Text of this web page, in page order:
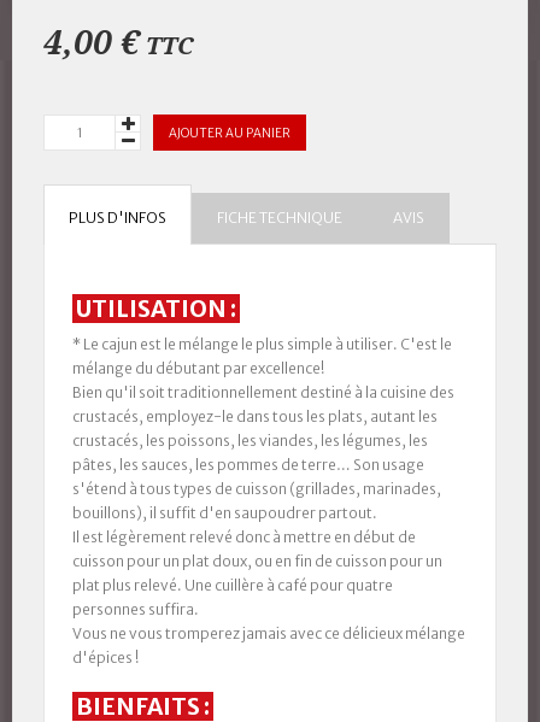
4,00 € TTC
AJOUTER AU PANIER
PLUS D'INFOS FICHE TECHNIQUE AVIS
UTILISATION :
* Le cajun est le mélange le plus simple à utiliser. C'est le
mélange du débutant par excellence!
Bien qu'il soit traditionnellement destiné à la cuisine des
crustacés, employez-le dans tous les plats, autant les
crustacés, les poissons, les viandes, les légumes, les
pâtes, les sauces, les pommes de terre… Son usage
s'étend à tous types de cuisson (grillades, marinades,
bouillons), il suffit d'en saupoudrer partout.
Il est légèrement relevé donc à mettre en début de
cuisson pour un plat doux, ou en fin de cuisson pour un
plat plus relevé. Une cuillère à café pour quatre
personnes suffira.
Vous ne vous tromperez jamais avec ce délicieux mélange
d'épices !
BIENFAITS :